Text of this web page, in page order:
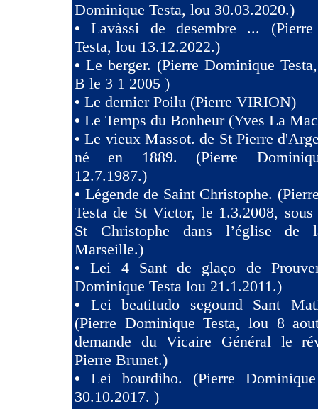
Dominique Testa, lou 30.03.2020.)
•Lavàssi de desembre ...
Testa, lou 13.12.2022.)
• Le berger. (Pierre Dominique
B le 3 1 2005 )
• Le dernier Poilu (Pierre VIRION)
• Le Temps du Bonheur (Yves La
•Le vieux Massot. de St Pierre
né en 1889. (Pierre
12.7.1987.)
• Légende de Saint Christophe.
Testa de St Victor, le 1.3.2008,
St Christophe dans l’église de
Marseille.)
•Lei 4 Sant de glaço de
Dominique Testa lou 21.1.2011.)
• Lei beatitudo segound Sant
(Pierre Dominique Testa, lou 8
demande du Vicaire Général le
Pierre Brunet.)
• Lei bourdiho. (Pierre
30.10.2017. )